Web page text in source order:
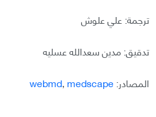
ترجمة: علي علوش
تدقيق: مدين سعدالله عسليه
المصادر:
webmd, medscape